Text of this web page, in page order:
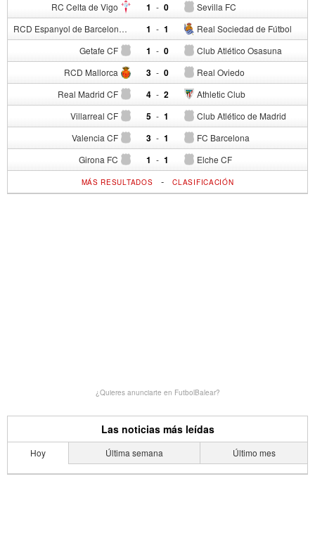
RC Celta de Vigo 1 - Sevilla FC
0
RCD Espanyol de Barcelona 1 - Real Sociedad de Fútbol
1
Getafe CF 1 - Club Atlético Osasuna
0
RCD Mallorca 3 - Real Oviedo
0
Real Madrid CF 4 - Athletic Club
2
Villarreal CF 5 - Club Atlético de Madrid
1
Valencia CF 3 - FC Barcelona
1
Girona FC 1 - Elche CF
1
MÁS RESULTADOS -CLASIFICACIÓN
¿Quieres anunciarte en FutbolBalear?
Las noticias más leídas
Hoy Última semana Último mes